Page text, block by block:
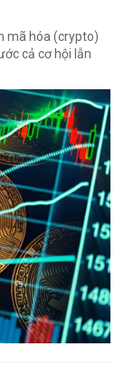
mã hóa (crypto)
cả cơ hội lẫn